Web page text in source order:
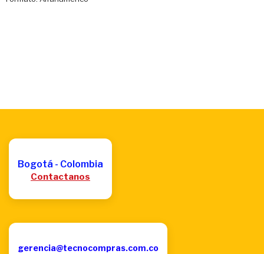
Bogotá - Colombia
Contactanos
gerencia@tecnocompras.com.co